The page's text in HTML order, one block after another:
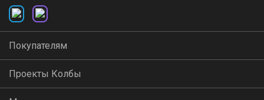
Покупателям
Проекты Колбы